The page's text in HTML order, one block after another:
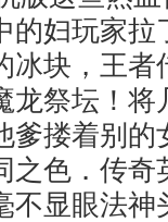
的妇玩家拉
冰块，王者
龙祭坛！将
爹搂着别的
之色．传奇
不显眼法神